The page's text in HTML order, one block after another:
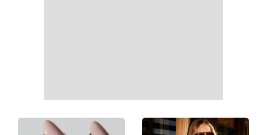
«Костя, рятуй мене»:
День ангела 10 серпня: